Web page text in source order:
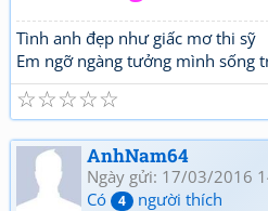
Tình anh đẹp như giấc mơ thi sỹ
Em ngỡ ngàng tưởng mình sống
☆
☆
☆
☆
☆
AnhNam64
Ngày gửi: 17/03/2016
Có
4 người thích